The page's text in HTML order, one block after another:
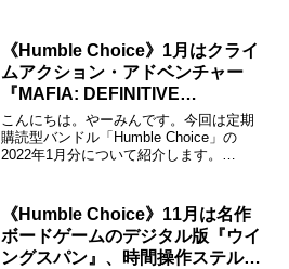
下記のページで詳しく説明しているので
購...
《Humble Choice》1月はクライ
ムアクション・アドベンチャー
『MAFIA: DEFINITIVE
EDITION』が目玉。ディーゼルパ
ンクRTS『Iron Harvest』、サバ
イバル+人狼『Project Winter』
こんにちは。やーみんです。今回は定期
購読型バンドル「Humble Choice」の
2022年1月分について紹介します。
下記のページで詳しく説明しているので
購...
《Humble Choice》11月は名作
ボードゲームのデジタル版『ウイ
ングスパン』、時間操作ステルス